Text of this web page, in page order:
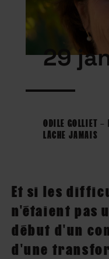
29
ODILE GOLLIET –
LÂCHE JAMAIS
Et si les
n'étaient pas
début d'un
d'une